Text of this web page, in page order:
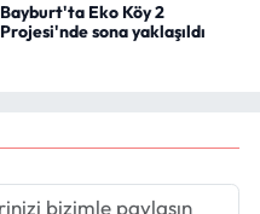
Bayburt'ta Eko Köy 2
Projesi'nde sona yaklaşıldı